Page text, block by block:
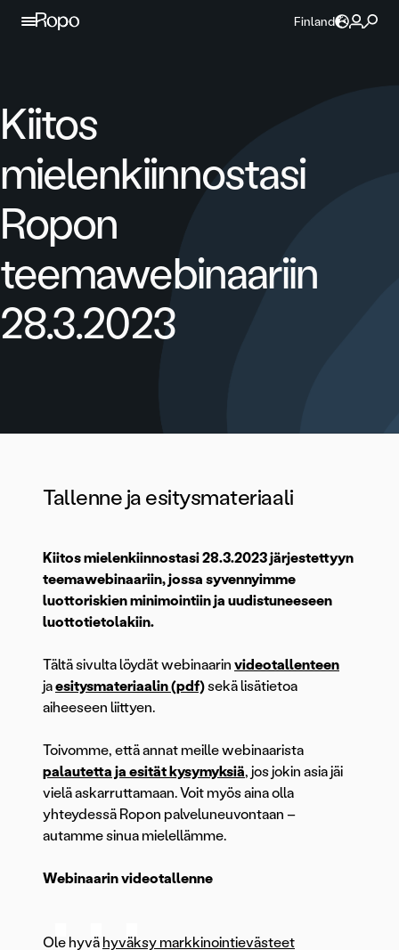
Jatka sisältöön
Finland
Kiitos
mielenkiinnostasi
Ropon
teemawebinaariin
28.3.2023
Tallenne ja esitysmateriaali
Kiitos mielenkiinnostasi 28.3.2023 järjestettyyn
teemawebinaariin, jossa syvennyimme
luottoriskien minimointiin ja uudistuneeseen
luottotietolakiin.
Tältä sivulta löydät webinaarin videotallenteen
jaesitysmateriaalin (pdf)sekä lisätietoa
aiheeseen liittyen.
Toivomme, että annat meille webinaarista
palautetta ja esität kysymyksiä, jos jokin asia jäi
vielä askarruttamaan. Voit myös aina olla
yhteydessä Ropon palveluneuvontaan –
autamme sinua mielellämme.
Webinaarin videotallenne
Ole hyvä hyväksy markkinointievästeet